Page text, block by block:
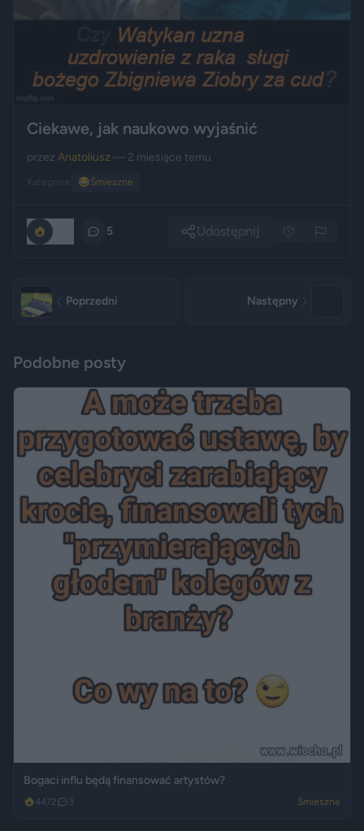
Ciekawe, jak naukowo wyjaśnić
przez Anatoliusz — 2 miesiące temu
Kategoria: 😂Śmieszne
5 Udostępnij
Poprzedni Następny
Podobne posty
Bogaci influ będą finansować artystów?
4472 3 Śmieszne